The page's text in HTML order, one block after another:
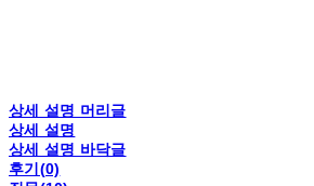
상세 설명 머리글
상세 설명
상세 설명 바닥글
후기(0)